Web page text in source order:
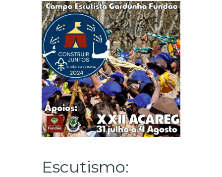
PARÓQUIAS
NOTÍCIAS
AGENDA
MULTIMÉDIA
SENTIR COM A IGREJA
CONTACTOS
Escutismo: